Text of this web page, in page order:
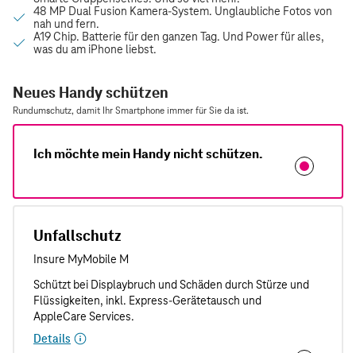
Neues Handy schützen
Rundumschutz, damit Ihr Smartphone immer für Sie da ist.
Ich möchte mein Handy nicht schützen.
Unfallschutz
Details